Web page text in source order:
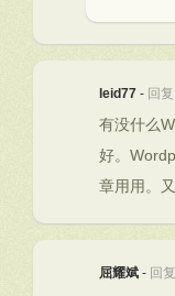
leid77 - 回复
有没什么
好。
章用用。
屈耀斌 - 回复